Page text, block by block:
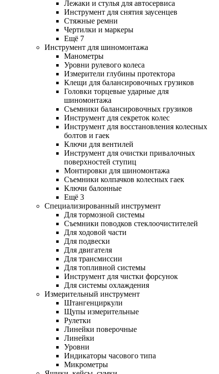
Лежаки и стулья для автосервиса
Инструмент для снятия заусенцев
Стяжные ремни
Чертилки и маркеры
Ещё 7
Инструмент для шиномонтажа
Манометры
Уровни рулевого колеса
Измерители глубины протектора
Клещи для балансировочных грузиков
Головки торцевые ударные для
шиномонтажа
Съемники балансировочных грузиков
Инструмент для секреток колес
Инструмент для восстановления колесных
болтов и гаек
Ключи для вентилей
Инструмент для очистки привалочных
поверхностей ступиц
Монтировки для шиномонтажа
Съемники колпачков колесных гаек
Ключи балонные
Ещё 3
Специализированный инструмент
Для тормозной системы
Съемники поводков стеклоочистителей
Для ходовой части
Для подвески
Для двигателя
Для трансмиссии
Для топливной системы
Инструмент для чистки форсунок
Для системы охлаждения
Измерительный инструмент
Штангенциркули
Щупы измерительные
Рулетки
Линейки поверочные
Линейки
Уровни
Индикаторы часового типа
Микрометры